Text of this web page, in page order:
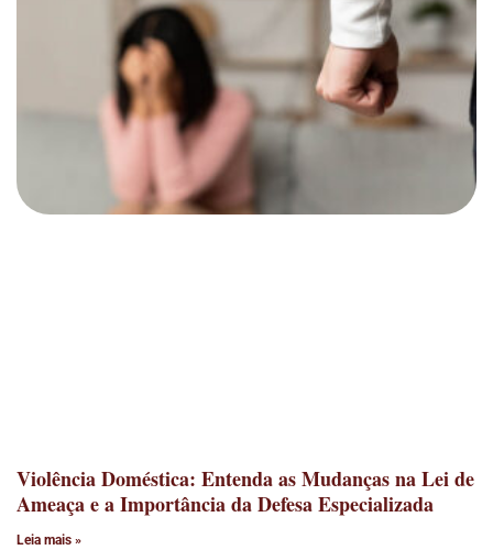
Violência Doméstica: Entenda as Mudanças na Lei de
Ameaça e a Importância da Defesa Especializada
Leia mais »